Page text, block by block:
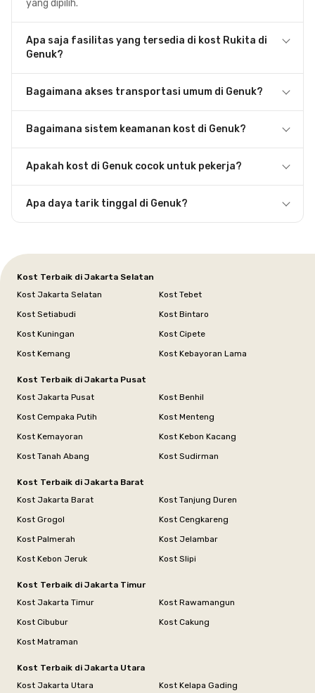
yang dipilih.
Apa saja fasilitas yang tersedia di kost Rukita di
Genuk?
Bagaimana akses transportasi umum di Genuk?
Bagaimana sistem keamanan kost di Genuk?
Apakah kost di Genuk cocok untuk pekerja?
Apa daya tarik tinggal di Genuk?
Kost Terbaik di Jakarta Selatan
Kost Jakarta Selatan
Kost Tebet
Kost Setiabudi
Kost Bintaro
Kost Kuningan
Kost Cipete
Kost Kemang
Kost Kebayoran Lama
Kost Terbaik di Jakarta Pusat
Kost Jakarta Pusat
Kost Benhil
Kost Cempaka Putih
Kost Menteng
Kost Kemayoran
Kost Kebon Kacang
Kost Tanah Abang
Kost Sudirman
Kost Terbaik di Jakarta Barat
Kost Jakarta Barat
Kost Tanjung Duren
Kost Grogol
Kost Cengkareng
Kost Palmerah
Kost Jelambar
Kost Kebon Jeruk
Kost Slipi
Kost Terbaik di Jakarta Timur
Kost Jakarta Timur
Kost Rawamangun
Kost Cibubur
Kost Cakung
Kost Matraman
Kost Terbaik di Jakarta Utara
Kost Jakarta Utara
Kost Kelapa Gading